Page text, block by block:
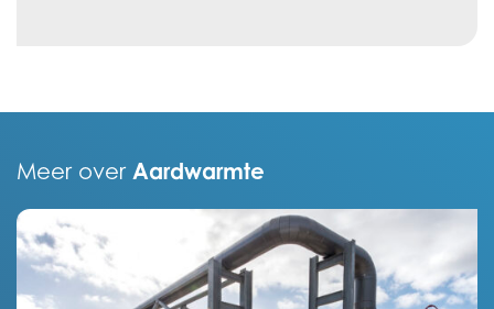
Meer over Aardwarmte